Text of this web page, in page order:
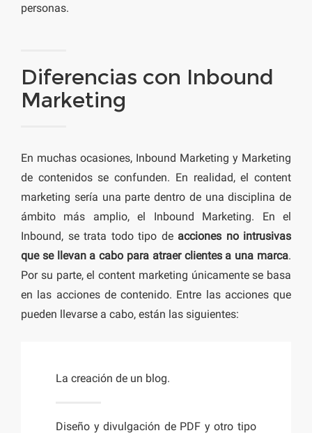
personas.
Diferencias con Inbound
Marketing
En muchas ocasiones, Inbound Marketing y Marketing
de contenidos se confunden. En realidad, el content
marketing sería una parte dentro de una disciplina de
ámbito más amplio, el Inbound Marketing. En el
Inbound, se trata todo tipo de acciones no intrusivas
que se llevan a cabo para atraer clientes a una marca.
Por su parte, el content marketing únicamente se basa
en las acciones de contenido. Entre las acciones que
pueden llevarse a cabo, están las siguientes:
La creación de un blog.
Diseño y divulgación de PDF y otro tipo